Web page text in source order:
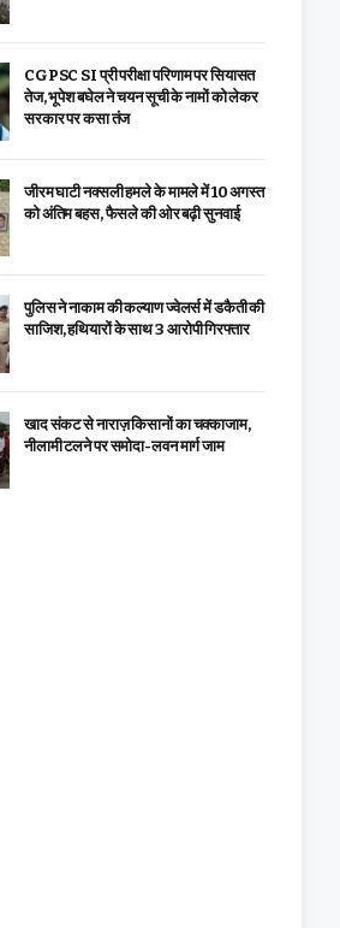
CGPSC SI प्री परीक्षा परिणाम पर सियासत
तेज, भूपेश बघेल ने चयन सूची के नामों को लेकर
सरकार पर कसा तंज
जीरम घाटी नक्सली हमले के मामले में 10 अगस्त
को अंतिम बहस, फैसले की ओर बढ़ी सुनवाई
पुलिस ने नाकाम की कल्याण ज्वेलर्स में डकैती की
साजिश, हथियारों के साथ 3 आरोपी गिरफ्तार
खाद संकट से नाराज़ किसानों का चक्काजाम,
नीलामी टलने पर समोदा-लवन मार्ग जाम